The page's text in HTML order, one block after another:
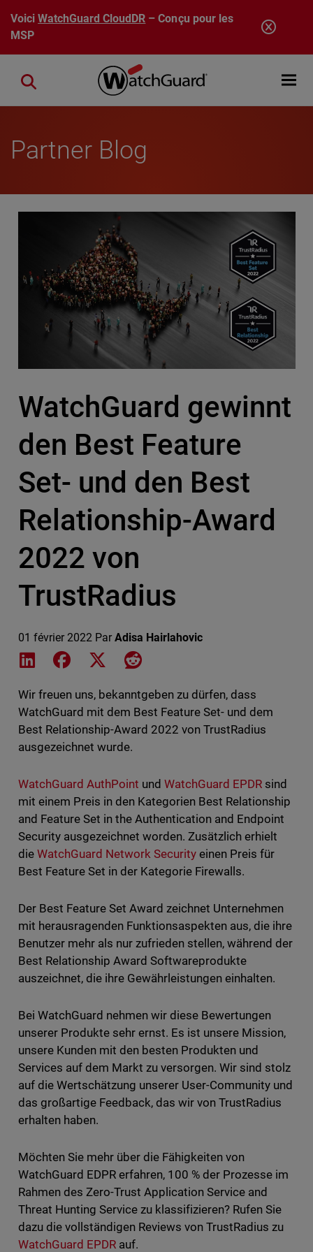
Aller au contenu principal
VoiciWatchGuard CloudDR – Conçu pour les
MSP
Open
Close search
Partner Blog
WatchGuard gewinnt
den Best Feature
Set- und den Best
Relationship-Award
2022 von
TrustRadius
01 février 2022 Par Adisa Hairlahovic
Share on LinkedIn
Share on Facebook
Share on XShare on Reddit
Wir freuen uns, bekanntgeben zu dürfen, dass
WatchGuard mit dem Best Feature Set- und dem
Best Relationship-Award 2022 von TrustRadius
ausgezeichnet wurde.
WatchGuard AuthPoint und WatchGuard EPDR sind
mit einem Preis in den Kategorien Best Relationship
and Feature Set in the Authentication and Endpoint
Security ausgezeichnet worden. Zusätzlich erhielt
die WatchGuard Network Security einen Preis für
Best Feature Set in der Kategorie Firewalls.
Der Best Feature Set Award zeichnet Unternehmen
mit herausragenden Funktionsaspekten aus, die ihre
Benutzer mehr als nur zufrieden stellen, während der
Best Relationship Award Softwareprodukte
auszeichnet, die ihre Gewährleistungen einhalten.
Bei WatchGuard nehmen wir diese Bewertungen
unserer Produkte sehr ernst. Es ist unsere Mission,
unsere Kunden mit den besten Produkten und
Services auf dem Markt zu versorgen. Wir sind stolz
auf die Wertschätzung unserer User-Community und
das großartige Feedback, das wir von TrustRadius
erhalten haben.
Möchten Sie mehr über die Fähigkeiten von
WatchGuard EDPR erfahren, 100 % der Prozesse im
Rahmen des Zero-Trust Application Service and
Threat Hunting Service zu klassifizieren? Rufen Sie
dazu die vollständigen Reviews von TrustRadius zu
WatchGuard EPDRauf.